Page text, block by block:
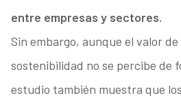
entre empresas y sectores.
Sin embargo, aunque el valor
sostenibilidad no se percibe de
estudio también muestra que